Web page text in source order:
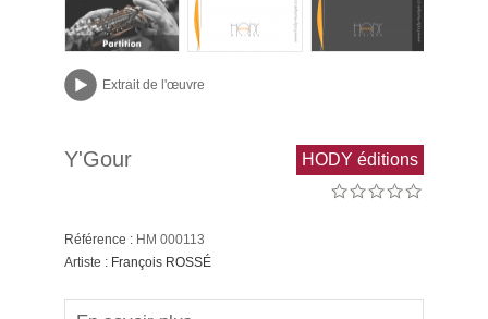
Extrait de l'œuvre
Y'Gour HODY éditions
Référence : HM 000113
Artiste : François ROSSÉ